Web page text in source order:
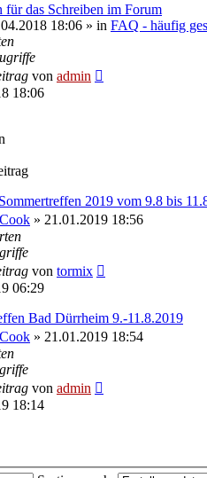
für das Schreiben im Forum
18:06 » in FAQ - häufig
von admin
18:06
2019 vom 9.8 bis
» 21.01.2019 18:56
von tormix
06:29
Bad Dürrheim 9.-11.8.2019
» 21.01.2019 18:54
von admin
18:14